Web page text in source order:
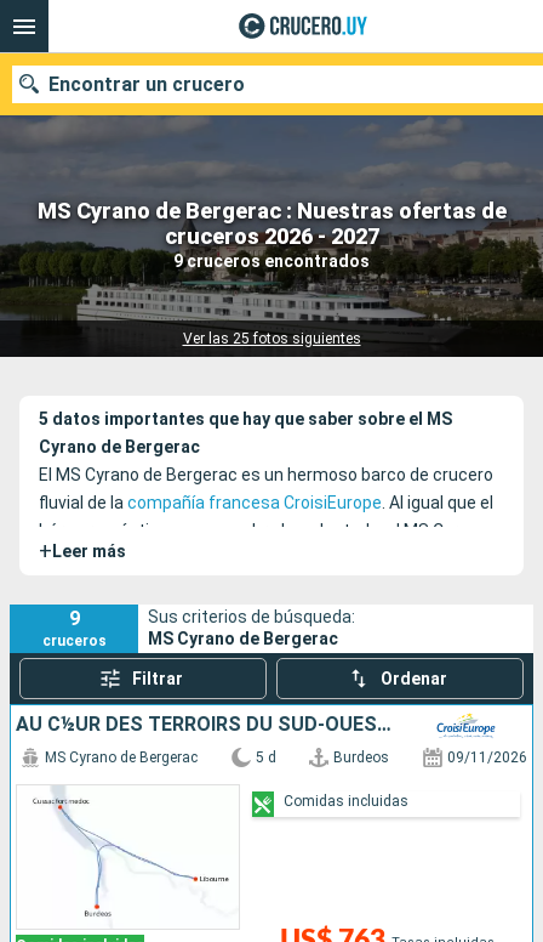
MS Cyrano de Bergerac : Nuestras ofertas de
cruceros 2026 - 2027
9 cruceros encontrados
Ver las 25 fotos siguientes
Encontrar un crucero
Nuestros destinos
Fecha de salida
Puertos Compañías
5 datos importantes que hay que saber sobre el MS
Cyrano de Bergerac
El MS Cyrano de Bergerac es un hermoso barco de crucero
fluvial de lacompañía francesa CroisiEurope. Al igual que el
héroe romántico, cuyo nombre ha adoptado, el MS Cyrano
de Bergerac está ligado a Gascuña. Este barco propone
+ Leer más
9
cruceros
Sus criterios de búsqueda:
MS Cyrano de Bergerac
Filtrar Ordenar
AU C½UR DES TERROIRS DU SUD-OUEST : DE BORDEAUX AUX VIGNES DU MÉDOC
MS Cyrano de Bergerac 5 d Burdeos 09/11/2026
Comidas incluidas